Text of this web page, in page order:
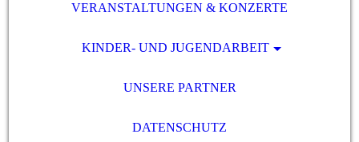
VERANSTALTUNGEN & KONZERTE
KINDER- UND JUGENDARBEIT
UNSERE PARTNER
DATENSCHUTZ